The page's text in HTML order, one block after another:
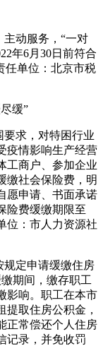
主动服务，“一对
年6月30日前符合
任单位：北京市税
缓”
要求，对特困行业
疫情影响生产经营
工商户、参加企业
缴社会保险费，明
愿申请、书面承诺
险费缓缴期限至
位：市人力资源社
规定申请缓缴住房
期间，缴存职工
影响。职工在本市
取住房公积金，
正常偿还个人住房
记录，并免收罚